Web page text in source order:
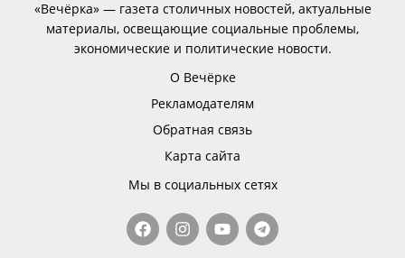
«Вечёрка» — газета столичных новостей, актуальные
материалы, освещающие социальные проблемы,
экономические и политические новости.
О Вечёрке
Рекламодателям
Обратная связь
Карта сайта
Мы в социальных сетях